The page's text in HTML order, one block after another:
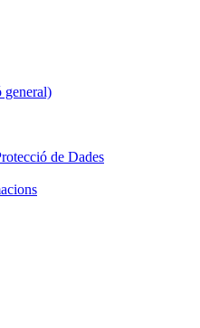
general)
de Dades